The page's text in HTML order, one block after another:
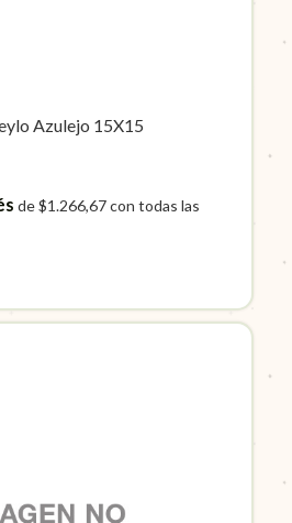
Azulejo 15X15
de$1.266,67con todas las